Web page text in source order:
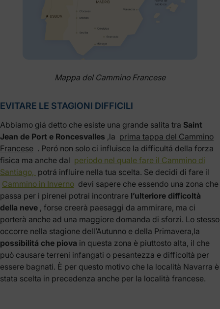
Mappa del Cammino Francese
EVITARE LE STAGIONI DIFFICILI
Abbiamo giá detto che esiste una grande salita tra Saint
Jean de Port e Roncesvalles ,la prima tappa del Cammino
Francese . Peró non solo ci influisce la difficultá della forza
fisica ma anche dal periodo nel quale fare il Cammino di
Santiago, potrá influire nella tua scelta. Se decidi di fare il
Cammino in Inverno devi sapere che essendo una zona che
passa per i pirenei potrai incontrare l’ulteriore difficoltà
della neve , forse creerà paesaggi da ammirare, ma ci
porterà anche ad una maggiore domanda di sforzi. Lo stesso
occorre nella stagione dell’Autunno e della Primavera,la
possibilitá che piova in questa zona è piuttosto alta, il che
può causare terreni infangati o pesantezza e difficoltà per
essere bagnati. È per questo motivo che la località Navarra è
stata scelta in precedenza anche per la località francese.